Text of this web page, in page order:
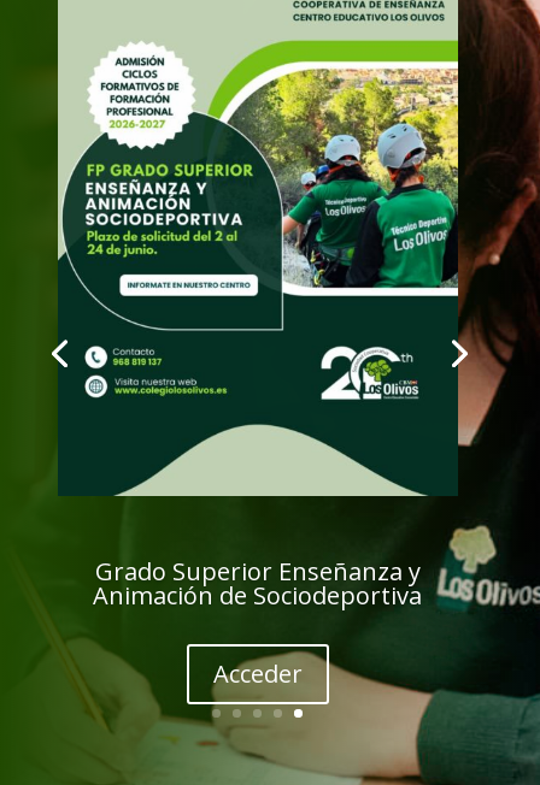
Grado Superior Enseñanza y
Animación de Sociodeportiva
Acceder